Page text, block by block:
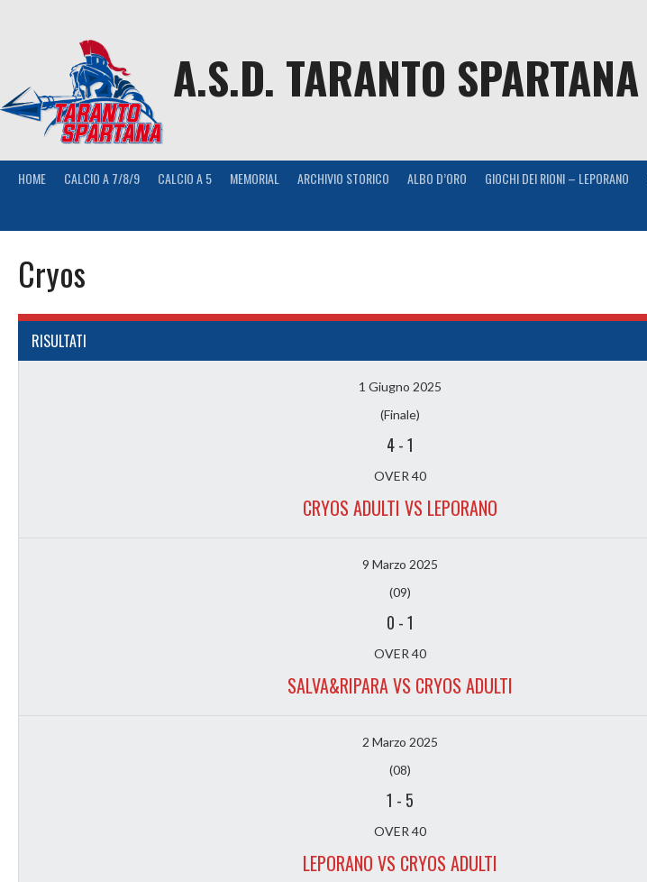
A.S.D. TARANTO SPARTANA
HOME CALCIO A 7/8/9 CALCIO A 5 MEMORIAL ARCHIVIO STORICO ALBO D’ORO GIOCHI DEI RIONI – LEPORANO
Cryos
RISULTATI
1 Giugno 2025
(Finale)
4-1
OVER 40
CRYOS ADULTI VS LEPORANO
9 Marzo 2025
(09)
0 -1
OVER 40
SALVA&RIPARA VS CRYOS ADULTI
2 Marzo 2025
(08)
1 - 5
OVER 40
LEPORANO VS CRYOS ADULTI